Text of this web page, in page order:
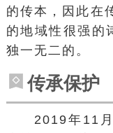
的传本，因此在
的地域性很强的
独一无二的。
传承保护
2019年11